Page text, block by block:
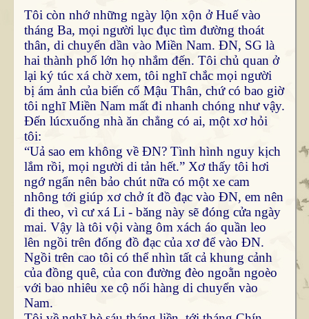
Tôi còn nhớ những ngày lộn xộn ở Huế vào
tháng Ba, mọi người lục đục tìm đường thoát
thân, di chuyển dần vào Miền Nam. ĐN, SG là
hai thành phố lớn họ nhắm đến. Tôi chủ quan ở
lại ký túc xá chờ xem, tôi nghĩ chắc mọi người
bị ám ảnh của biến cố Mậu Thân, chứ có bao giờ
tôi nghĩ Miền Nam mất đi nhanh chóng như vậy.
Đến lúcxuống nhà ăn chẳng có ai, một xơ hỏi
tôi:
“Uả sao em không về ĐN? Tình hình nguy kịch
lắm rồi, mọi người di tản hết.” Xơ thấy tôi hơi
ngớ ngẩn nên bảo chút nữa có một xe cam
nhông tới giúp xơ chở ít đồ đạc vào ĐN, em nên
đi theo, vì cư xá Li - băng này sẽ đóng cửa ngày
mai. Vậy là tôi vội vàng ôm xách áo quần leo
lên ngồi trên đống đồ đạc của xơ để vào ĐN.
Ngồi trên cao tôi có thể nhìn tất cả khung cảnh
của đồng quê, của con đường đèo ngoằn ngoèo
với bao nhiêu xe cộ nối hàng di chuyển vào
Nam.